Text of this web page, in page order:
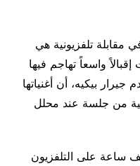
مقابلة تلفزيونية هي
واسعاً تهاجم فيها
بيكيه، أن أغنياتها
من جلسة عند محلل
ساعة على التلفزيون